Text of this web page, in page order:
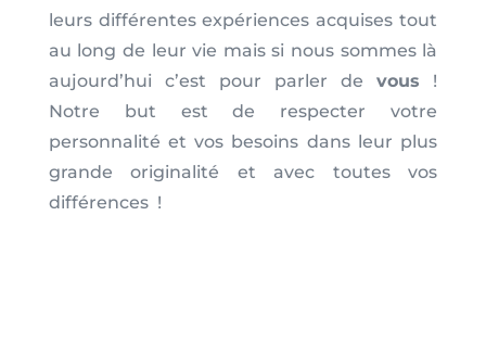
leurs différentes expériences acquises tout
au long de leur vie mais si nous sommes là
aujourd’hui c’est pour parler devous !
Notre but est de respecter votre
personnalité et vos besoins dans leur plus
grande originalité et avec toutes vos
différences !